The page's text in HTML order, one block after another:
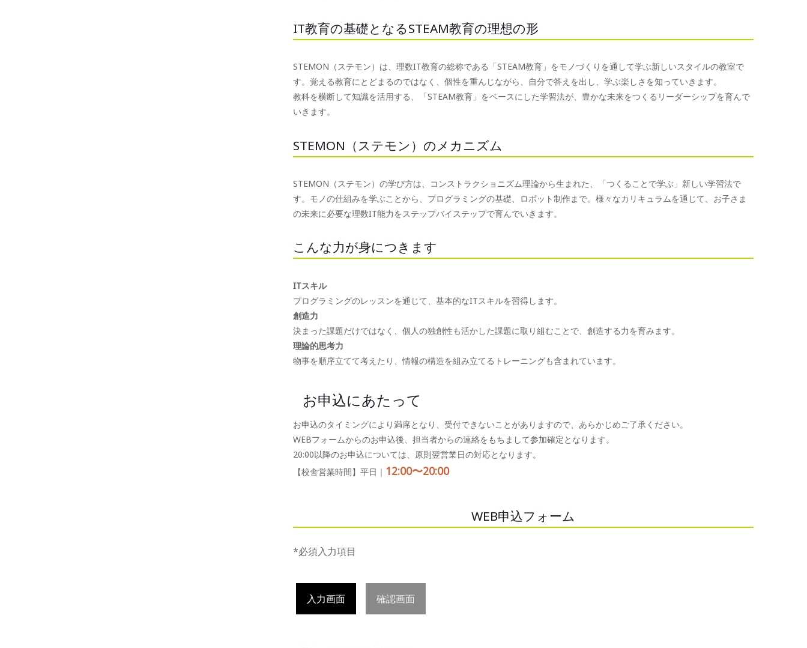
IT教育の基礎となるSTEAM教育の理想の形
STEMON（ステモン）は、理数IT教育の総称である「STEAM教育」をモノづくりを通して学ぶ新しいスタイルの教室で
す。覚える教育にとどまるのではなく、個性を重んじながら、自分で答えを出し、学ぶ楽しさを知っていきます。
教科を横断して知識を活用する、「STEAM教育」をベースにした学習法が、豊かな未来をつくるリーダーシップを育んで
いきます。
STEMON（ステモン）のメカニズム
STEMON（ステモン）の学び方は、コンストラクショニズム理論から生まれた、「つくることで学ぶ」新しい学習法で
す。モノの仕組みを学ぶことから、プログラミングの基礎、ロボット制作まで。様々なカリキュラムを通じて、お子さま
の未来に必要な理数IT能力をステップバイステップで育んでいきます。
こんな力が身につきます
ITスキル
プログラミングのレッスンを通じて、基本的なITスキルを習得します。
創造力
決まった課題だけではなく、個人の独創性も活かした課題に取り組むことで、創造する力を育みます。
理論的思考力
物事を順序立てて考えたり、情報の構造を組み立てるトレーニングも含まれています。
お申込にあたって
お申込のタイミングにより満席となり、受付できないことがありますので、あらかじめご了承ください。
WEBフォームからのお申込後、担当者からの連絡をもちまして参加確定となります。
20:00以降のお申込については、原則翌営業日の対応となります。
【校舎営業時間】平日｜ 12:00〜20:00
WEB申込フォーム
*必須入力項目
入力画面 確認画面